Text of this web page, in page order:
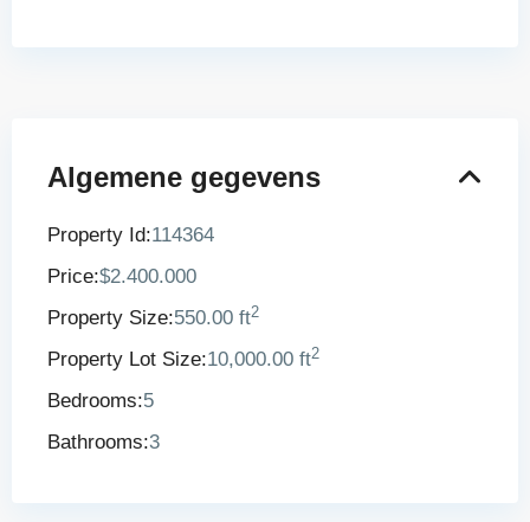
Algemene gegevens
Property Id:114364
Price:$2.400.000
Property Size:550.00 ft2
Property Lot Size:10,000.00 ft2
Bedrooms:5
Bathrooms:3